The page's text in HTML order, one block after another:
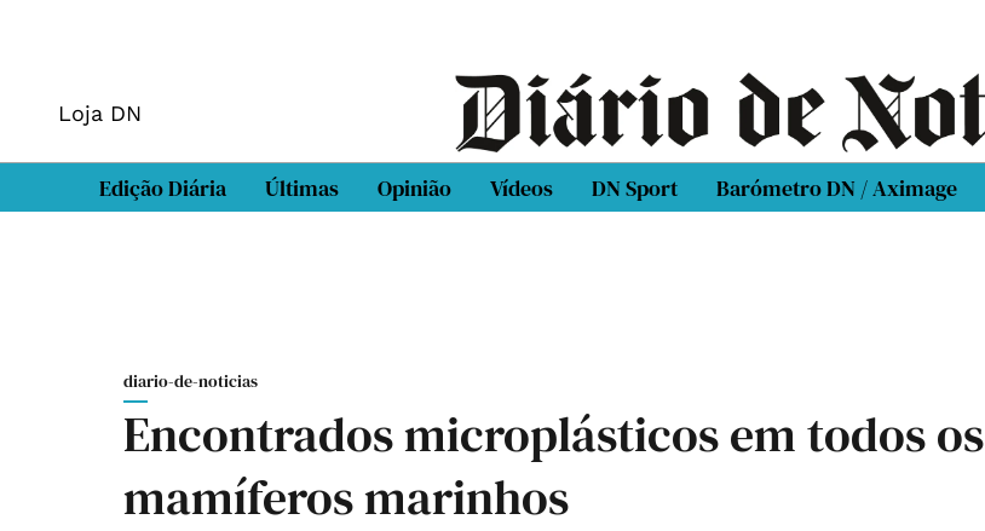
Loja DN
Edição Diária Últimas Opinião Vídeos DN Sport Barómetro DN / Aximage
diario-de-noticias
Encontrados microplásticos em todos os
mamíferos marinhos